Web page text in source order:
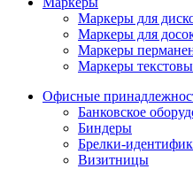
Маркеры для
Маркеры для
Маркеры
Маркеры
Офисные
Банковское
Биндеры
Брелки-
Визитницы